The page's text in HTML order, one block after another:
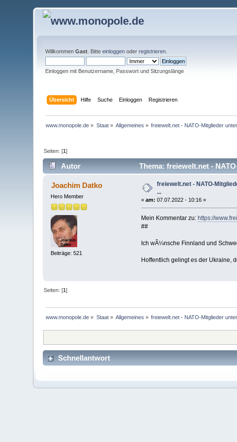
WillkommenGast . Bitteeinloggen oderregistrieren
Einloggen mit Benutzername, Passwort und Sitzungslänge
Übersicht Hilfe Suche Einloggen Registrieren
www.monopole.de » Staat» Allgemeines » freiewelt.net - NATO-Mitglieder
Seiten: [1]
Autor Thema: freiewelt.net -
Joachim Datko
Hero Member
Beiträge: 521
freiewelt.net - NATO-
...
« am: 07.07.2022 - 10:16 »
Mein Kommentar zu: https://
##
Ich wÃ¼nsche Finnland und
Hoffentlich gelingt es der Ukraine,
Seiten: [1]
www.monopole.de » Staat» Allgemeines » freiewelt.net - NATO-Mitglieder
Schnellantwort